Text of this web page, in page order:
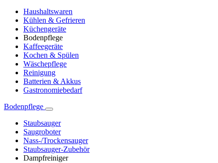
Haushaltswaren
Kühlen & Gefrieren
Küchengeräte
Bodenpflege
Kaffeegeräte
Kochen & Spülen
Wäschepflege
Reinigung
Batterien & Akkus
Gastronomiebedarf
Bodenpflege
Staubsauger
Saugroboter
Nass-/Trockensauger
Staubsauger-Zubehör
Dampfreiniger